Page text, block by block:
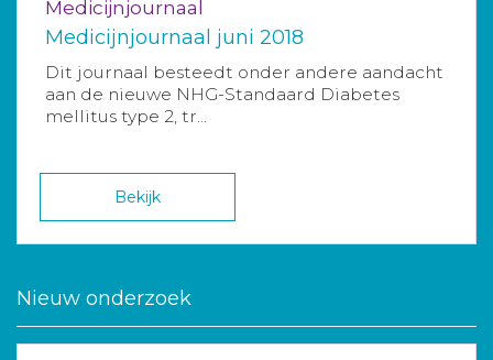
Medicijnjournaal
Medicijnjournaal juni 2018
Dit journaal besteedt onder andere aandacht
aan de nieuwe NHG-Standaard Diabetes
mellitus type 2, tr...
Bekijk
Nieuw onderzoek